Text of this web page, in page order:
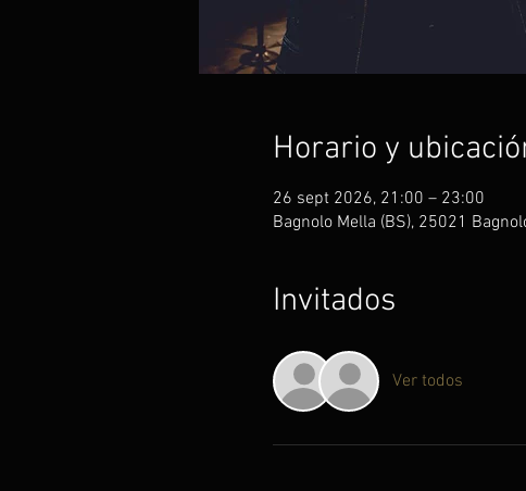
Horario y
26 sept 2026, 21:00 – 23:00
Bagnolo Mella (BS), 25021
Invitados
Ver todos